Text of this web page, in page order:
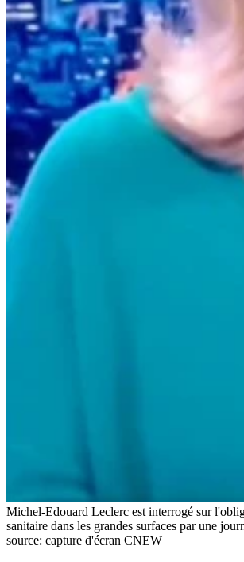
Michel-Edouard Leclerc est interrogé sur
sanitaire dans les grandes surfaces par une
source: capture d'écran CNEW